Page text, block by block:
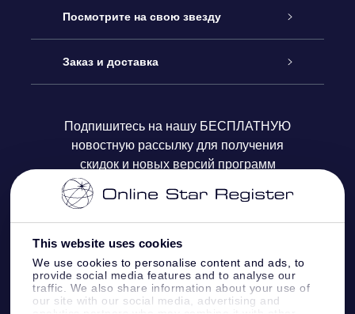
This website uses cookies
We use cookies to personalise content and ads, to
provide social media features and to analyse our
traffic. We also share information about your use of
our site with our social media, advertising and
Как с нами связаться
Блог
Отзывы
Онлайн подарок Online Star Gift
Подарочный набор OSR
Подарочная карта OSR
Корпоративные подарки
Посмотрите на свою звезду
Звездный реестр
Персонализированная страница Star Page
One Million Stars
OSR Starsaver
VR-приложение Fly me to the stars
Заказ и доставка
Платежная информация
Информация по доставке
Политика возврата
Созвездиях
Подпишитесь на нашу БЕСПЛАТНУЮ
новостную рассылку для получения
скидок и новых версий программ